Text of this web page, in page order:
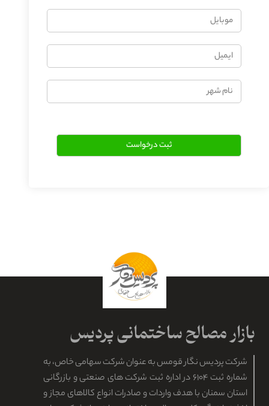
خانوادگی
موبایل
ایمیل
نام
شهر
شرکت پردیس نگار قومس به عنوان شرکت سهامی خاص، به
شماره ثبت ۶۱۰۴ در اداره ثبت شرکت های صنعتی و بازرگانی
استان سمنان با هدف واردات و صادرات انواع کالاهای مجاز و